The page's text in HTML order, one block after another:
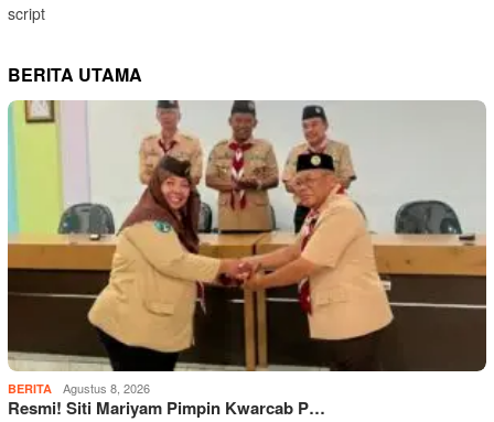
script
BERITA UTAMA
BERITA Agustus 8, 2026
Resmi! Siti Mariyam Pimpin Kwarcab P…